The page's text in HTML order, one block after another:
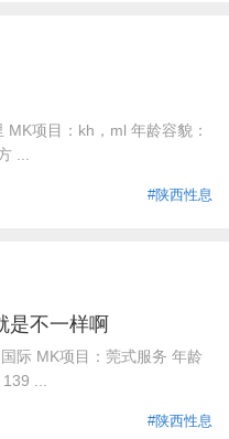
项目：kh，ml 年龄容貌：
...
#陕西性息
是不一样啊
际 MK项目：莞式服务 年龄
...
#陕西性息